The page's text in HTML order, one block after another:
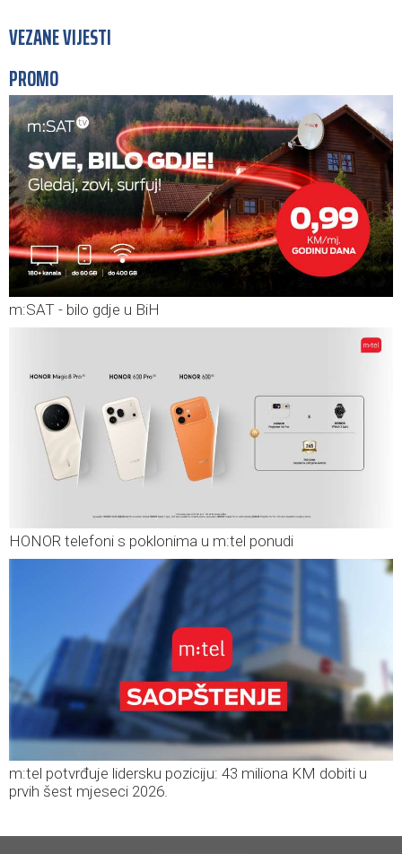
VEZANE VIJESTI
PROMO
m:SAT - bilo gdje u BiH
HONOR telefoni s poklonima u m:tel ponudi
m:tel potvrđuje lidersku poziciju: 43 miliona KM dobiti u
prvih šest mjeseci 2026.